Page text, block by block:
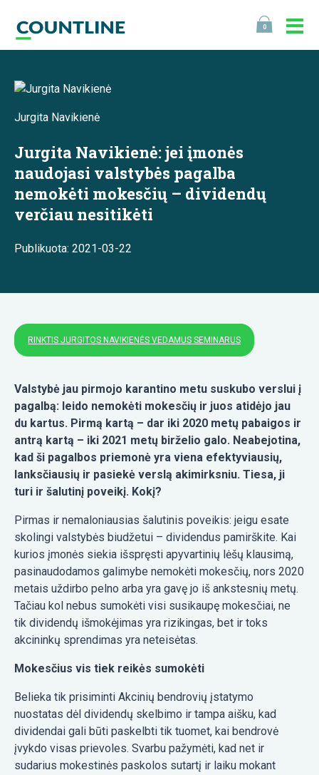
0
Jurgita Navikienė
Jurgita Navikienė: jei įmonės
naudojasi valstybės pagalba
nemokėti mokesčių – dividendų
verčiau nesitikėti
Publikuota: 2021-03-22
RINKTIS JURGITOS NAVIKIENĖS VEDAMUS SEMINARUS
Valstybė jau pirmojo karantino metu suskubo verslui į
pagalbą: leido nemokėti mokesčių ir juos atidėjo jau
du kartus. Pirmą kartą – dar iki 2020 metų pabaigos ir
antrą kartą – iki 2021 metų birželio galo. Neabejotina,
kad ši pagalbos priemonė yra viena efektyviausių,
lanksčiausių ir pasiekė verslą akimirksniu. Tiesa, ji
turi ir šalutinį poveikį. Kokį?
Pirmas ir nemaloniausias šalutinis poveikis: jeigu esate
skolingi valstybės biudžetui – dividendus pamirškite. Kai
kurios įmonės siekia išspręsti apyvartinių lėšų klausimą,
pasinaudodamos galimybe nemokėti mokesčių, nors 2020
metais uždirbo pelno arba yra gavę jo iš ankstesnių metų.
Tačiau kol nebus sumokėti visi susikaupę mokesčiai, ne
tik dividendų išmokėjimas yra rizikingas, bet ir toks
akcininkų sprendimas yra neteisėtas.
Mokesčius vis tiek reikės sumokėti
Belieka tik prisiminti Akcinių bendrovių įstatymo
nuostatas dėl dividendų skelbimo ir tampa aišku, kad
dividendai gali būti paskelbti tik tuomet, kai bendrovė
įvykdo visas prievoles. Svarbu pažymėti, kad net ir
sudarius mokestinės paskolos sutartį ir laiku mokant